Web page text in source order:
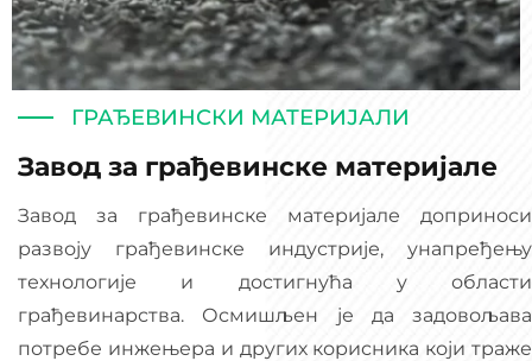
ГРАЂЕВИНСКИ МАТЕРИЈАЛИ
Завод за грађевинске материјале
Завод за грађевинске материјале доприноси
развоју грађевинске индустрије, унапређењу
технологије и достигнућа у области
грађевинарства. Осмишљен је да задовољава
потребе инжењера и других корисника који траже